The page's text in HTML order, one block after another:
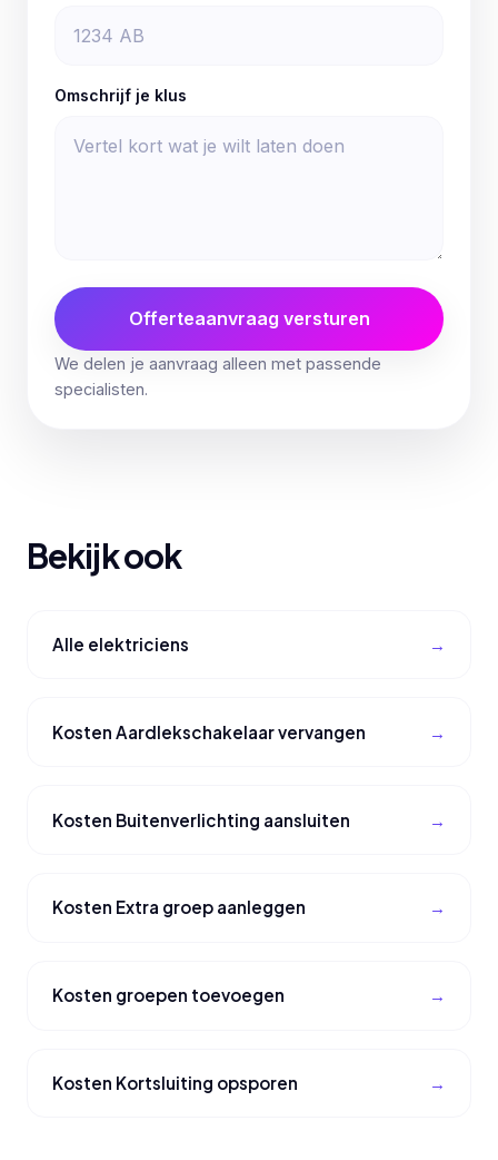
Omschrijf je klus
Offerteaanvraag versturen
We delen je aanvraag alleen met passende
specialisten.
Bekijk ook
Alle elektriciens
Kosten Aardlekschakelaar vervangen
Kosten Buitenverlichting aansluiten
Kosten Extra groep aanleggen
Kosten groepen toevoegen
Kosten Kortsluiting opsporen